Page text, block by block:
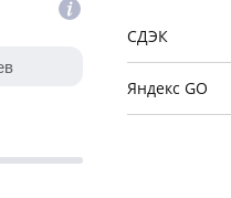
СДЭК
Яндекс GO